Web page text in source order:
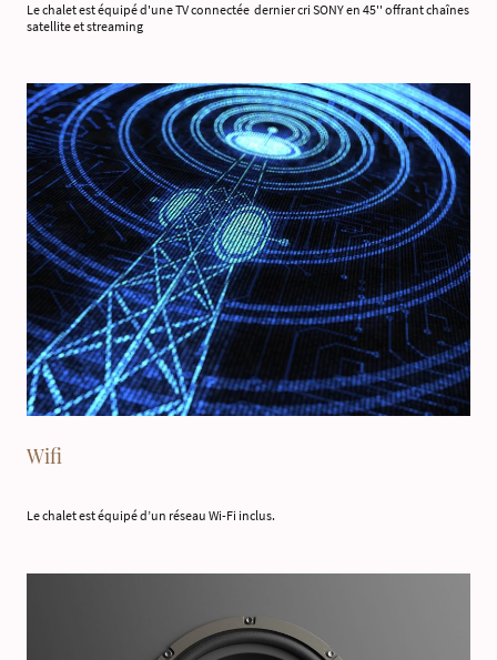
Le chalet est équipé d'une TV connectée dernier cri SONY en 45'' offrant chaînes
satellite et streaming
Wifi
Le chalet est équipé d’un réseau Wi-Fi inclus.